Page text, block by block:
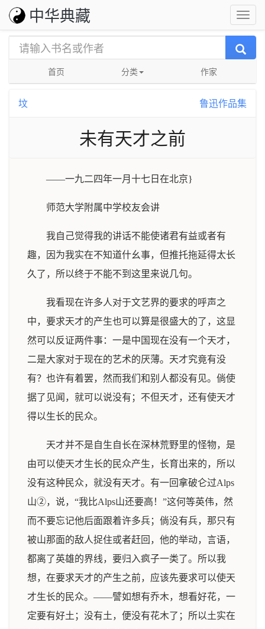
中华典藏
首页 分类 作家
坟 鲁迅作品集
未有天才之前
——一九二四年一月十七日在北京}
师范大学附属中学校友会讲
我自己觉得我的讲话不能使诸君有益或者有
趣，因为我实在不知道什幺事，但推托拖延得太长
久了，所以终于不能不到这里来说几句。
我看现在许多人对于文艺界的要求的呼声之
中，要求天才的产生也可以算是很盛大的了，这显
然可以反证两件事：一是中国现在没有一个天才，
二是大家对于现在的艺术的厌薄。天才究竟有没
有？也许有着罢，然而我们和别人都没有见。倘使
据了见闻，就可以说没有；不但天才，还有使天才
得以生长的民众。
天才并不是自生自长在深林荒野里的怪物，是
由可以使天才生长的民众产生，长育出来的，所以
没有这种民众，就没有天才。有一回拿破仑过Alps
山②，说，“我比Alps山还要高！”这何等英伟，然
而不要忘记他后面跟着许多兵；倘没有兵，那只有
被山那面的敌人捉住或者赶回，他的举动，言语，
都离了英雄的界线，要归入疯子一类了。所以我
想，在要求天才的产生之前，应该先要求可以使天
才生长的民众。——譬如想有乔木，想看好花，一
定要有好土；没有土，便没有花木了；所以土实在